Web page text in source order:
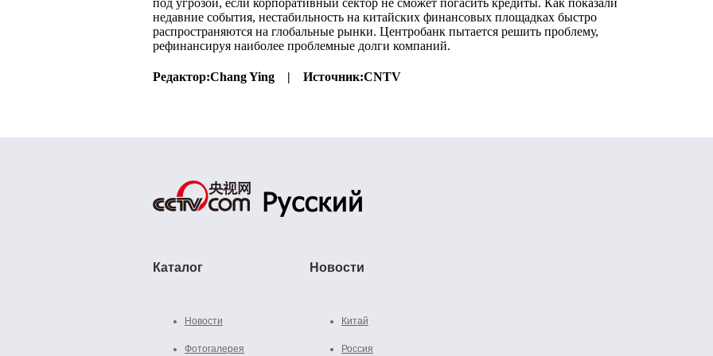
под угрозой, если корпоративный сектор не сможет погасить кредиты. Как показали
недавние события, нестабильность на китайских финансовых площадках быстро
распространяются на глобальные рынки. Центробанк пытается решить проблему,
рефинансируя наиболее проблемные долги компаний.
Редактор:Chang Ying | Источник:CNTV
Каталог
Новости
Фотогалерея
Новости
Китай
Россия